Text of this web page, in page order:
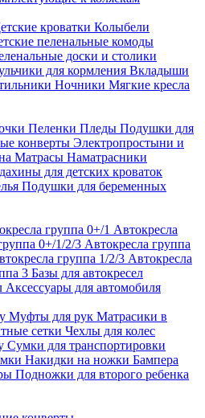
кроватки Колыбели
пеленальные комоды
доски и столики
для кормления Вкладыши
Ночники Мягкие кресла
Пеленки Пледы Подушки для
конверты Электропростыни и
Матрасы Наматрасники
для детских кроваток
Подушки для беременных
группа 0+/1 Автокресла
0+/1/2/3 Автокресла группа
группа 1/2/3 Автокресла
3 Базы для автокресел
Аксессуары для автомобиля
Муфты для рук Матрасики в
сетки Чехлы для колес
Сумки для транспортировки
Накидки на ножки Бампера
Подножки для второго ребенка